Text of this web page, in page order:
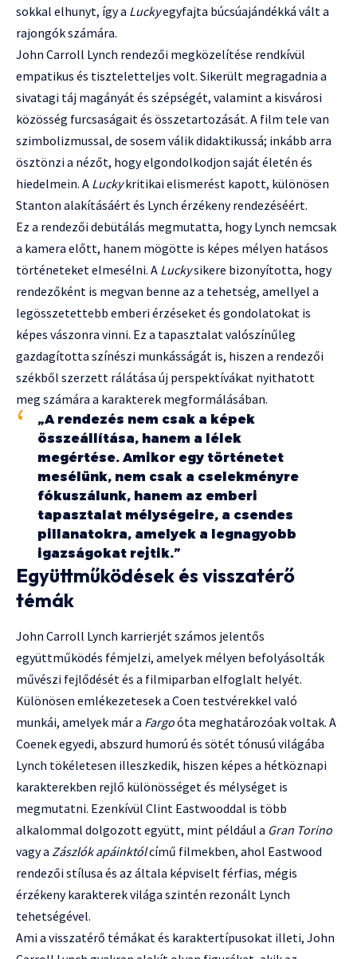
sokkal elhunyt, így a Luckyegyfajta búcsúajándékká vált a
rajongók számára.
John Carroll Lynch rendezői megközelítése rendkívül
empatikus és tiszteletteljes volt. Sikerült megragadnia a
sivatagi táj magányát és szépségét, valamint a kisvárosi
közösség furcsaságait és összetartozását. A film tele van
szimbolizmussal, de sosem válik didaktikussá; inkább arra
ösztönzi a nézőt, hogy elgondolkodjon saját életén és
hiedelmein. A Luckykritikai elismerést kapott, különösen
Stanton alakításáért és Lynch érzékeny rendezéséért.
Ez a rendezői debütálás megmutatta, hogy Lynch nemcsak
a kamera előtt, hanem mögötte is képes mélyen hatásos
történeteket elmesélni. A Luckysikere bizonyította, hogy
rendezőként is megvan benne az a tehetség, amellyel a
legösszetettebb emberi érzéseket és gondolatokat is
képes vászonra vinni. Ez a tapasztalat valószínűleg
gazdagította színészi munkásságát is, hiszen a rendezői
székből szerzett rálátása új perspektívákat nyithatott
meg számára a karakterek megformálásában.
„A rendezés nem csak a képek
összeállítása, hanem a lélek
megértése. Amikor egy történetet
mesélünk, nem csak a cselekményre
fókuszálunk, hanem az emberi
tapasztalat mélységeire, a csendes
pillanatokra, amelyek a legnagyobb
igazságokat rejtik.”
Együttműködések és visszatérő
témák
John Carroll Lynch karrierjét számos jelentős
együttműködés fémjelzi, amelyek mélyen befolyásolták
művészi fejlődését és a filmiparban elfoglalt helyét.
Különösen emlékezetesek a Coen testvérekkel való
munkái, amelyek már a Fargoóta meghatározóak voltak. A
Coenek egyedi, abszurd humorú és sötét tónusú világába
Lynch tökéletesen illeszkedik, hiszen képes a hétköznapi
karakterekben rejlő különösséget és mélységet is
megmutatni. Ezenkívül Clint Eastwooddal is több
alkalommal dolgozott együtt, mint például a Gran Torino
vagy a Zászlók apáinktólcímű filmekben, ahol Eastwood
rendezői stílusa és az általa képviselt férfias, mégis
érzékeny karakterek világa szintén rezonált Lynch
tehetségével.
Ami a visszatérő témákat és karaktertípusokat illeti, John